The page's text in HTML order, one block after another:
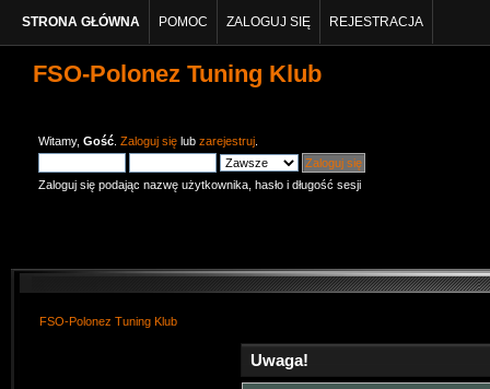
STRONA GŁÓWNA POMOC ZALOGUJ SIĘ REJESTRACJA
FSO-Polonez Tuning Klub
Witamy, Gość. Zaloguj sięlub zarejestruj.
Zaloguj się podając nazwę użytkownika, hasło i długość sesji
FSO-Polonez Tuning Klub
Uwaga!